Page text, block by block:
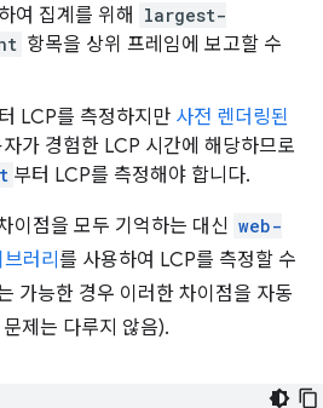
여 집계를 위해
largest-
항목을 상위 프레임에 보고할 수
LCP를 측정하지만 사전 렌더링된
가 경험한 LCP 시간에 해당하므로
부터 LCP를 측정해야 합니다.
이점을 모두 기억하는 대신 web-
러리 를 사용하여 LCP를 측정할 수
가능한 경우 이러한 차이점을 자동
제는 다루지 않음).